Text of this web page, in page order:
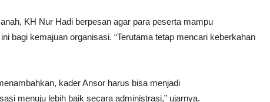
KH Nur Hadi berpesan agar para peserta mampu
bagi kemajuan organisasi. “Terutama tetap mencari keberkahan
kader Ansor harus bisa menjadi
menuju lebih baik secara administrasi,” ujarnya.